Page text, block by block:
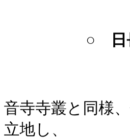
○
音寺寺叢と同様
立地し、